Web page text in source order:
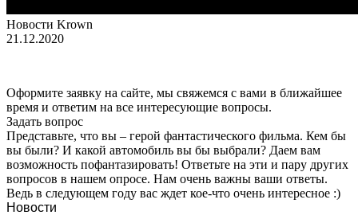
Новости Krown
21.12.2020
Оформите заявку на сайте, мы свяжемся с вами в ближайшее
время и ответим на все интересующие вопросы.
Задать вопрос
Представьте, что вы – герой фантастического фильма. Кем бы
вы были? И какой автомобиль вы бы выбрали? Даем вам
возможность пофантазировать! Ответьте на эти и пару других
вопросов в нашем опросе. Нам очень важны ваши ответы.
Ведь в следующем году вас ждет кое-что очень интересное :)
Новости